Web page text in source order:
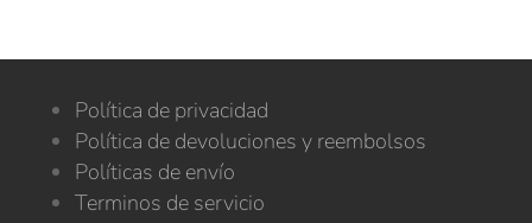
Política de privacidad
Política de devoluciones y reembolsos
Políticas de envío
Terminos de servicio